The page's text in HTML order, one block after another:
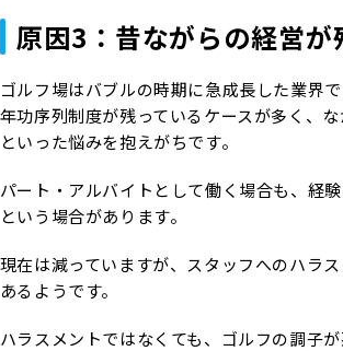
原因3：昔ながらの経営が
ゴルフ場はバブルの時期に急成長した業界
年功序列制度が残っているケースが多く、
といった悩みを抱えがちです。
パート・アルバイトとして働く場合も、経
という場合があります。
現在は減っていますが、スタッフへのハラ
あるようです。
ハラスメントではなくても、ゴルフの調子